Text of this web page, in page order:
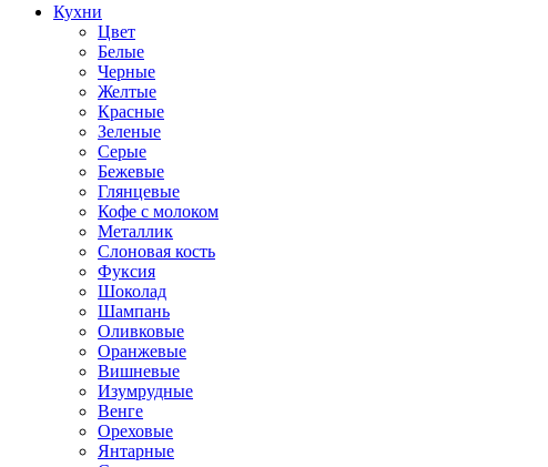
Кухни
Цвет
Белые
Черные
Желтые
Красные
Зеленые
Серые
Бежевые
Глянцевые
Кофе с молоком
Металлик
Слоновая кость
Фуксия
Шоколад
Шампань
Оливковые
Оранжевые
Вишневые
Изумрудные
Венге
Ореховые
Янтарные